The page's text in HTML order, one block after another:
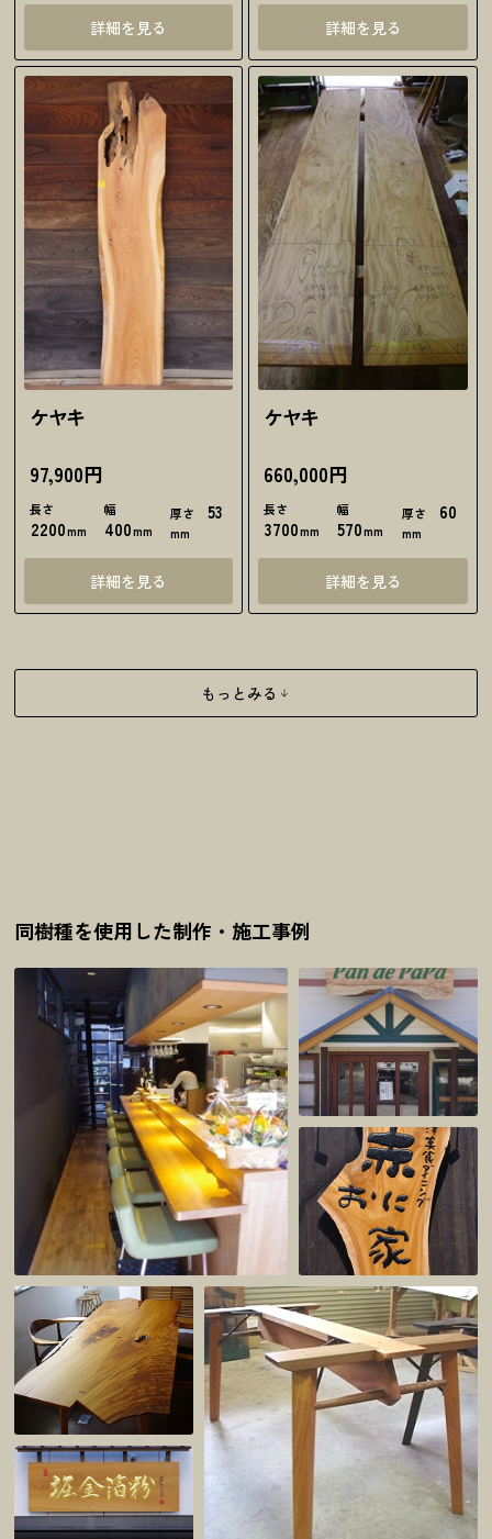
詳細を見る 詳細を見る
ケヤキ
97,900円
長さ
2200mm
幅
400mm
厚さ 53
mm
詳細を見る
ケヤキ
660,000円
長さ
3700mm
幅
570mm
厚さ 60
mm
詳細を見る
もっとみる
同樹種を使用した制作・施工事例